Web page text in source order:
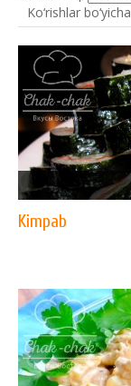
Ko‘rishlar bo‘yicha
Kimpab